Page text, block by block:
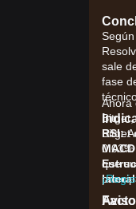
sale
fase
RSI:
Ahora
Bitget
que